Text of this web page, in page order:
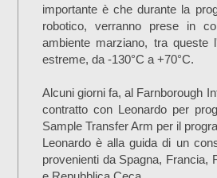
importante è che durante la
robotico, verranno prese in
ambiente marziano, tra queste
estreme, da -130°C a +70°C.
Alcuni giorni fa, al Farnborough
contratto con Leonardo per
Sample Transfer Arm per il
Leonardo è alla guida di un
provenienti da Spagna,